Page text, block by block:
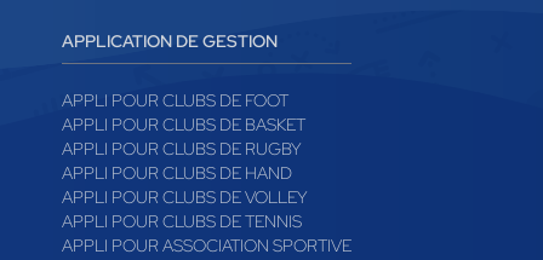
APPLICATION DE GESTION
APPLI POUR CLUBS DE FOOT
APPLI POUR CLUBS DE BASKET
APPLI POUR CLUBS DE RUGBY
APPLI POUR CLUBS DE HAND
APPLI POUR CLUBS DE VOLLEY
APPLI POUR CLUBS DE TENNIS
APPLI POUR ASSOCIATION SPORTIVE